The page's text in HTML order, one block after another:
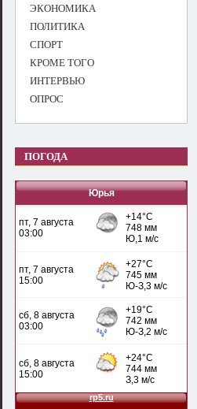
ЭКОНОМИКА
ПОЛИТИКА
СПОРТ
КРОМЕ ТОГО
ИНТЕРВЬЮ
ОПРОС
ПОГОДА
Юрья